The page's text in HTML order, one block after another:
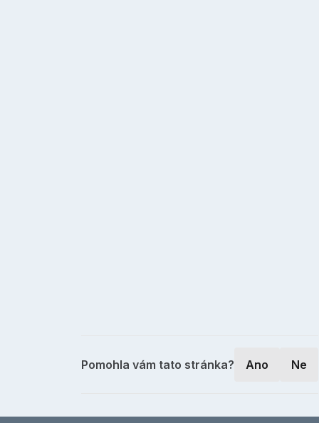
Pomohla vám tato stránka? Ano Ne